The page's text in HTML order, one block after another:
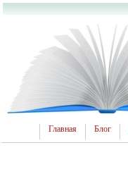
Главная Блог